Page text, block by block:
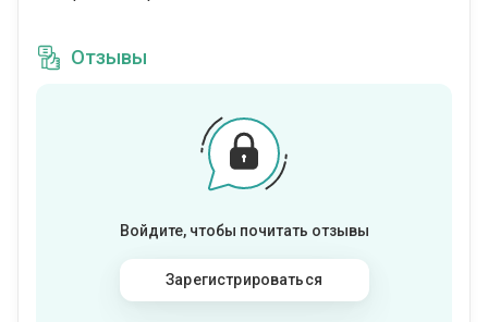
Отзывы
Войдите, чтобы почитать отзывы
Зарегистрироваться